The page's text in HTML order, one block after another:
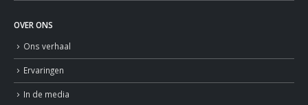
OVER ONS
Ons verhaal
Ervaringen
In de media